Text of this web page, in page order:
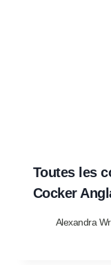
Toutes les
Cocker
Alexandra